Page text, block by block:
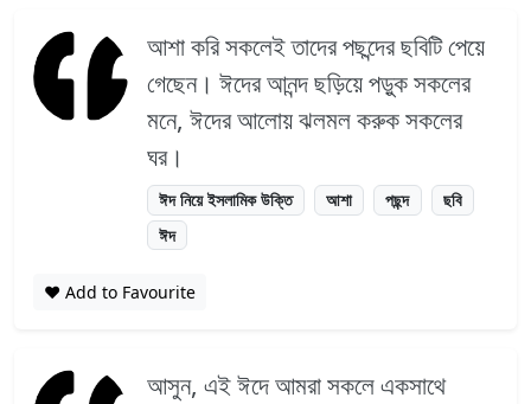
আশা করি সকলেই তাদের পছন্দের ছবিটি পেয়ে
গেছেন। ঈদের আনন্দ ছড়িয়ে পড়ুক সকলের
মনে, ঈদের আলোয় ঝলমল করুক সকলের
ঘর।
ঈদ নিয়ে ইসলামিক উক্তি আশা পছন্দ
ছবি
ঈদ
❤️ Add to Favourite
আসুন, এই ঈদে আমরা সকলে একসাথে